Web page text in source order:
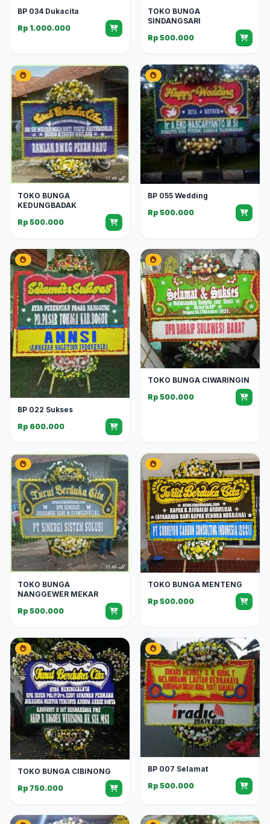
BP 034 Dukacita
Rp 1.000.000
TOKO BUNGA
SINDANGSARI
Rp 500.000
TOKO BUNGA
KEDUNGBADAK
Rp 500.000
BP 055 Wedding
Rp 500.000
BP 022 Sukses
Rp 600.000
TOKO BUNGA CIWARINGIN
Rp 500.000
TOKO BUNGA
NANGGEWER MEKAR
Rp 500.000
TOKO BUNGA MENTENG
Rp 500.000
TOKO BUNGA CIBINONG
Rp 750.000
BP 007 Selamat
Rp 500.000